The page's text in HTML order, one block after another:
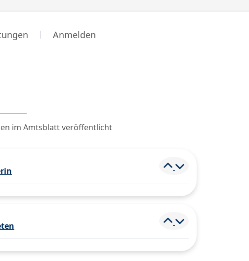
Anmelden
im Amtsblatt veröffentlicht
Element ein- und
Element ein- und